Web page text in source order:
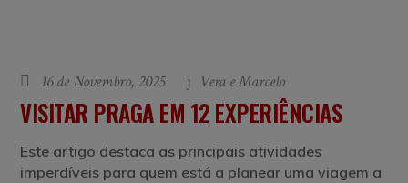
16 de Novembro, 2025 Vera e Marcelo
VISITAR PRAGA EM 12 EXPERIÊNCIAS
Este artigo destaca as principais atividades
imperdíveis para quem está a planear uma viagem a